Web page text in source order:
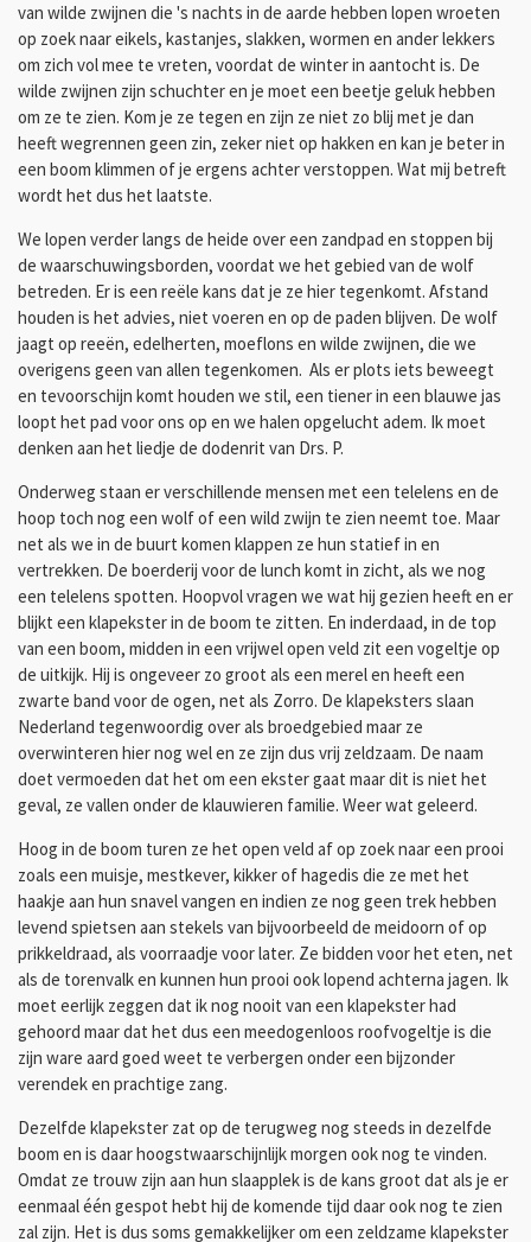
van wilde zwijnen die 's nachts in de aarde hebben lopen wroeten
op zoek naar eikels, kastanjes, slakken, wormen en ander lekkers
om zich vol mee te vreten, voordat de winter in aantocht is. De
wilde zwijnen zijn schuchter en je moet een beetje geluk hebben
om ze te zien. Kom je ze tegen en zijn ze niet zo blij met je dan
heeft wegrennen geen zin, zeker niet op hakken en kan je beter in
een boom klimmen of je ergens achter verstoppen. Wat mij betreft
wordt het dus het laatste.
We lopen verder langs de heide over een zandpad en stoppen bij
de waarschuwingsborden, voordat we het gebied van de wolf
betreden. Er is een reële kans dat je ze hier tegenkomt. Afstand
houden is het advies, niet voeren en op de paden blijven. De wolf
jaagt op reeën, edelherten, moeflons en wilde zwijnen, die we
overigens geen van allen tegenkomen. Als er plots iets beweegt
en tevoorschijn komt houden we stil, een tiener in een blauwe jas
loopt het pad voor ons op en we halen opgelucht adem. Ik moet
denken aan het liedje de dodenrit van Drs. P.
Onderweg staan er verschillende mensen met een telelens en de
hoop toch nog een wolf of een wild zwijn te zien neemt toe. Maar
net als we in de buurt komen klappen ze hun statief in en
vertrekken. De boerderij voor de lunch komt in zicht, als we nog
een telelens spotten. Hoopvol vragen we wat hij gezien heeft en er
blijkt een klapekster in de boom te zitten. En inderdaad, in de top
van een boom, midden in een vrijwel open veld zit een vogeltje op
de uitkijk. Hij is ongeveer zo groot als een merel en heeft een
zwarte band voor de ogen, net als Zorro. De klapeksters slaan
Nederland tegenwoordig over als broedgebied maar ze
overwinteren hier nog wel en ze zijn dus vrij zeldzaam. De naam
doet vermoeden dat het om een ekster gaat maar dit is niet het
geval, ze vallen onder de klauwieren familie. Weer wat geleerd.
Hoog in de boom turen ze het open veld af op zoek naar een prooi
zoals een muisje, mestkever, kikker of hagedis die ze met het
haakje aan hun snavel vangen en indien ze nog geen trek hebben
levend spietsen aan stekels van bijvoorbeeld de meidoorn of op
prikkeldraad, als voorraadje voor later. Ze bidden voor het eten, net
als de torenvalk en kunnen hun prooi ook lopend achterna jagen. Ik
moet eerlijk zeggen dat ik nog nooit van een klapekster had
gehoord maar dat het dus een meedogenloos roofvogeltje is die
zijn ware aard goed weet te verbergen onder een bijzonder
verendek en prachtige zang.
Dezelfde klapekster zat op de terugweg nog steeds in dezelfde
boom en is daar hoogstwaarschijnlijk morgen ook nog te vinden.
Omdat ze trouw zijn aan hun slaapplek is de kans groot dat als je er
eenmaal één gespot hebt hij de komende tijd daar ook nog te zien
zal zijn. Het is dus soms gemakkelijker om een zeldzame klapekster